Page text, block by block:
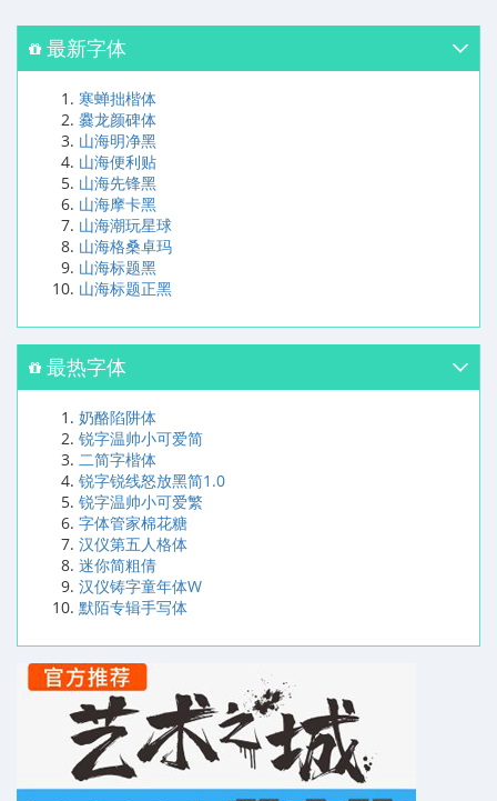
最新字体
寒蝉拙楷体
爨龙颜碑体
山海明净黑
山海便利贴
山海先锋黑
山海摩卡黑
山海潮玩星球
山海格桑卓玛
山海标题黑
山海标题正黑
最热字体
奶酪陷阱体
锐字温帅小可爱简
二简字楷体
锐字锐线怒放黑简1.0
锐字温帅小可爱繁
字体管家棉花糖
汉仪第五人格体
迷你简粗倩
汉仪铸字童年体W
默陌专辑手写体